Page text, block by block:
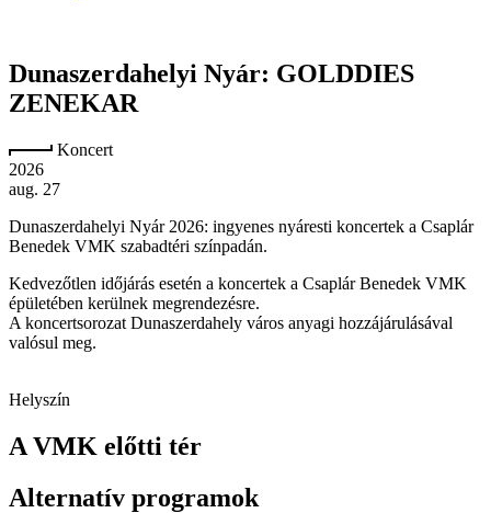
Dunaszerdahelyi Nyár: GOLDDIES
ZENEKAR
Koncert
2026
aug. 27
Dunaszerdahelyi Nyár 2026: ingyenes nyáresti koncertek a Csaplár
Benedek VMK szabadtéri színpadán.
Kedvezőtlen időjárás esetén a koncertek a Csaplár Benedek VMK
épületében kerülnek megrendezésre.
A koncertsorozat Dunaszerdahely város anyagi hozzájárulásával
valósul meg.
Helyszín
A VMK előtti tér
Alternatív programok